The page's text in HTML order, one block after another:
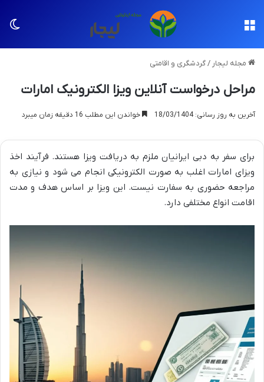
مجله لیجار /گردشگری و اقامتی
مراحل درخواست آنلاین ویزا الکترونیک امارات
آخرین به روز رسانی: 18/03/1404 خواندن این مطلب 16 دقیقه زمان میبرد
برای سفر به دبی ایرانیان ملزم به دریافت ویزا هستند. فرآیند اخذ
ویزای امارات اغلب به صورت الکترونیکی انجام می شود و نیازی به
مراجعه حضوری به سفارت نیست. این ویزا بر اساس هدف و مدت
اقامت انواع مختلفی دارد.